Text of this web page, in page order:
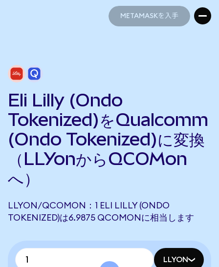
METAMASKを入手
Eli Lilly (Ondo
Tokenized)をQualcomm
(Ondo Tokenized)に変換
（LLYonからQCOMon
へ）
LLYON/QCOMON：1 ELI LILLY (ONDO
TOKENIZED)は6.9875 QCOMONに相当します
LLYON